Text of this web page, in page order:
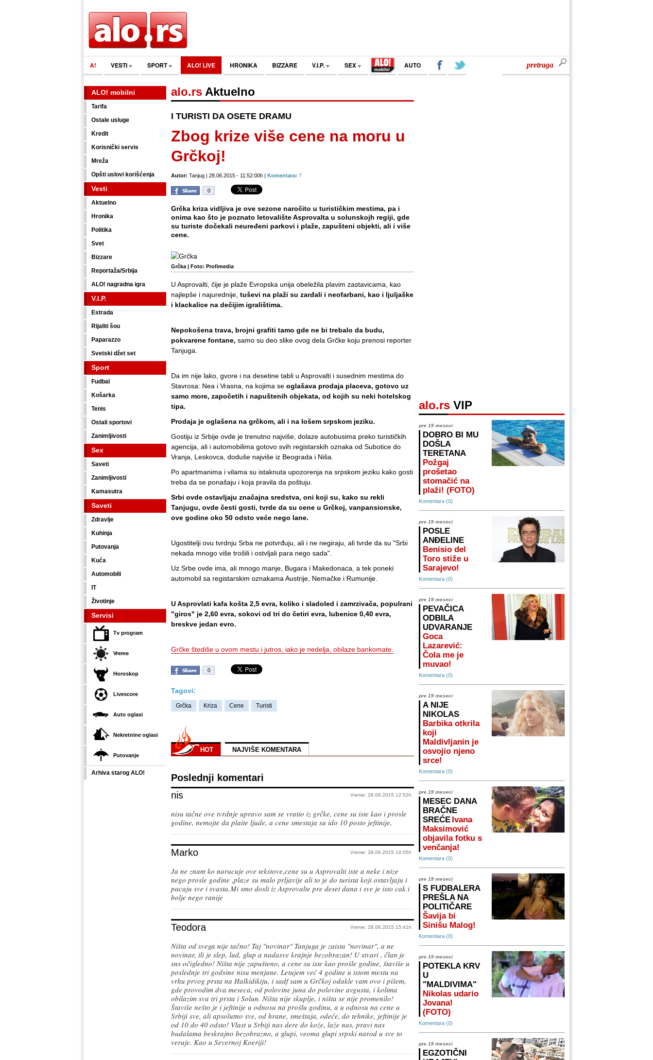
A! VESTI SPORT ALO! LIVE HRONIKA BIZZARE V.I.P. SEX AUTO
ALO! mobilni
Tarifa
Ostale usluge
Kredit
Korisnički servis
Mreža
Opšti uslovi korišćenja
Vesti
Aktuelno
Hronika
Politika
Svet
Bizzare
Reportaža/Srbija
ALO! nagradna igra
V.I.P.
Estrada
Rijaliti šou
Paparazzo
Svetski džet set
Sport
Fudbal
Košarka
Tenis
Ostali sportovi
Zanimljivosti
Sex
Saveti
Zanimljivosti
Kamasutra
Saveti
Zdravlje
Kuhinja
Putovanja
Kuća
Automobili
IT
Životinje
Servisi
Tv program
Vreme
Horoskop
Livescore
Auto oglasi
Nekretnine oglasi
Putovanje
Arhiva starog ALO!
alo.rs Aktuelno
I TURISTI DA OSETE DRAMU
Zbog krize više cene na moru u
Grčkoj!
Autor: Tanjug | 28.06.2015 - 11:52:00h | Komentara: 7
0
Grčka kriza vidljiva je ove sezone naročito u turističkim mestima, pa i
onima kao što je poznato letovalište Asprovalta u solunskojh regiji, gde
su turiste dočekali neuređeni parkovi i plaže, zapušteni objekti, ali i više
cene.
Grčka | Foto: Profimedia
U Asprovalti, čije je plaže Evropska unija obeležila plavim zastavicama, kao
najlepše i najurednije, tuševi na plaži su zarđali i neofarbani, kao i ljuljaške
i klackalice na dečijim igralištima.
Nepokošena trava, brojni grafiti tamo gde ne bi trebalo da budu,
pokvarene fontane, samo su deo slike ovog dela Grčke koju prenosi reporter
Tanjuga.
Da im nije lako, gvore i na desetine tabli u Asprovalti i susednim mestima do
Stavrosa: Nea i Vrasna, na kojima se oglašava prodaja placeva, gotovo uz
samo more, započetih i napuštenih objekata, od kojih su neki hotelskog
tipa.
Prodaja je oglašena na grčkom, ali i na lošem srpskom jeziku.
Gostiju iz Srbije ovde je trenutno najviše, dolaze autobusima preko turističkih
agencija, ali i automobilima gotovo svih registarskih oznaka od Subotice do
Vranja, Leskovca, doduše najviše iz Beograda i Niša.
Po apartmanima i vilama su istaknuta upozorenja na srpskom jeziku kako gosti
treba da se ponašaju i koja pravila da poštuju.
Srbi ovde ostavljaju značajna sredstva, oni koji su, kako su rekli
Tanjugu, ovde česti gosti, tvrde da su cene u Grčkoj, vanpansionske,
ove godine oko 50 odsto veće nego lane.
Ugostitelji ovu tvrdnju Srba ne potvrđuju, ali i ne negiraju, ali tvrde da su "Srbi
nekada mnogo više trošili i ostvljali para nego sada".
Uz Srbe ovde ima, ali mnogo manje, Bugara i Makedonaca, a tek poneki
automobil sa registarskim oznakama Austrije, Nemačke i Rumunije.
U Asprovlati kafa košta 2,5 evra, koliko i sladoled i zamrzivača, populrani
"giros" je 2,60 evra, sokovi od tri do četiri evra, lubenice 0,40 evra,
breskve jedan evro.
Grčke štediše u ovom mestu i jutros, iako je nedelja, obilaze bankomate.
0
Tagovi:
Grčka Kriza Cene Turisti
HOT NAJVIŠE KOMENTARA
Poslednji komentari
nis
Vreme: 28.06.2015 12:52h
nisu tačne ove tvrdnje upravo sam se vratio iz grčke, cene su iste kao i prosle
godine, nemojte da plaite ljude, a cene smestaja su ido 10 posto jeftinije,
Marko Vreme: 28.06.2015 14:05h
Ja ne znam ko narucuje ove tekstove,cene su u Asprovalti iste a neke i nize
nego prosle godine ,plaze su malo prljavije ali to je do turista koji ostavljaju i
pacaju sve i svasta.Mi smo dosli iz Asprovalte pre deset dana i sve je isto cak i
bolje nego ranije
Teodora Vreme: 28.06.2015 15:41h
Ništa od svega nije tačno! Taj "novinar" Tanjuga je zaista "novinar", a ne
novinar, ili je slep, lud, glup a nadasve krajnje bezobrazan! U stvari , član je
sns očigledno! Ništa nije zapušteno, a cene su iste kao prošle godine, štaviše u
poslednje tri godsine nisu menjane. Letujem već 4 godine u istom mestu na
vrhu prvog prsta na Halkidikiju, i sadf sam u Grčkoj odakle vam ovo i pišem,
gde provodim dva meseca, od polovine juna do polovine avgusta, i kolima
obilazim sva tri prsta i Solun. Ništa nije skuplje, i ništa se nije promenilo!
Štaviše nešto je i jeftinije u odnosu na prošlu godinu, a u odnosu na cene u
Srbiji sve, ali apsolutno sve, od hrane, smeštaja, odeće, do tehnike, jeftinije je
od 10 do 40 odsto! Vlast u Srbiji nas dere do kože, laže nas, pravi nas
budalama beskrajno bezobrazno, a glupi, veoma glupi srpski narod u sve to
veruje. Kao u Severnoj Koeriji!
alo.rs VIP
pre 19 meseci
DOBRO BI MU
DOŠLA
TERETANA
Požgaj
prošetao
stomačić na
plaži! (FOTO)
Komentara (0)
pre 19 meseci
POSLE
ANĐELINE
Benisio del
Toro stiže u
Sarajevo!
Komentara (0)
pre 19 meseci
PEVAČICA
ODBILA
UDVARANJE
Goca
Lazarević:
Čola me je
muvao!
Komentara (0)
pre 19 meseci
A NIJE
NIKOLAS
Barbika otkrila
koji
Maldivljanin je
osvojio njeno
srce!
Komentara (0)
pre 19 meseci
MESEC DANA
BRAČNE
SREĆE Ivana
Maksimović
objavila fotku s
venčanja!
Komentara (0)
pre 19 meseci
S FUDBALERA
PREŠLA NA
POLITIČARE
Šavija bi
Sinišu Malog!
Komentara (0)
pre 19 meseci
POTEKLA KRV
U
"MALDIVIMA"
Nikolas udario
Jovana!
(FOTO)
Komentara (0)
pre 19 meseci
EGZOTIČNI